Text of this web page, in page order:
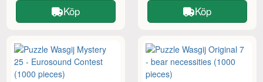
Köp Köp